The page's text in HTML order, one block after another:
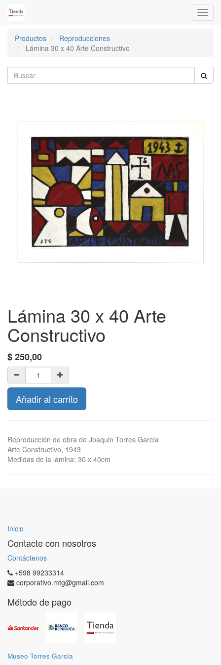
Productos
Reproducciones
Lámina 30 x 40 Arte Constructivo
Lámina 30 x 40 Arte
Constructivo
$250,00
Añadir al carrito
Reproducción de obra de Joaquin Torres García
Arte Constructivo, 1943
Medidas de la lámina; 30 x 40cm
Inicio
Contacte con nosotros
Contáctenos
+598 99233314
corporativo.mtg@gmail.com
Método de pago
Museo Torres García